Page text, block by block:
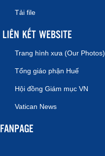
Tải file
LIÊN KẾT WEBSITE
Trang hình xưa (Our Photos)
Tổng giáo phận Huế
Hội đồng Giám mục VN
Vatican News
FANPAGE